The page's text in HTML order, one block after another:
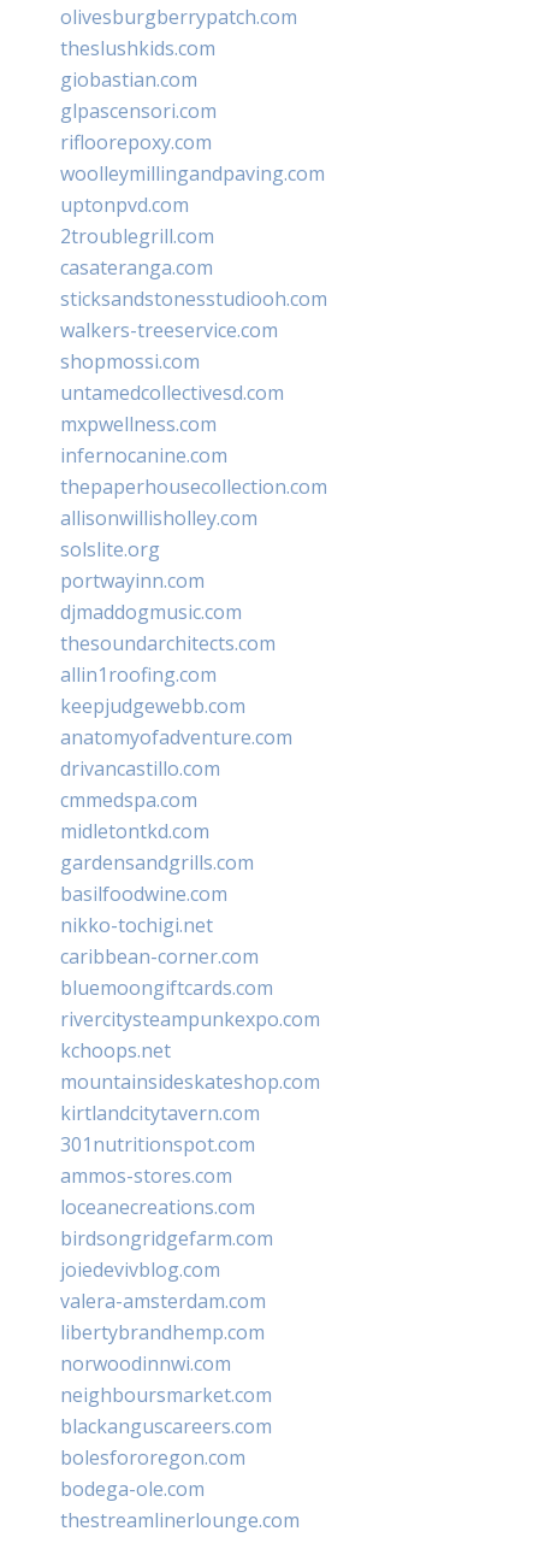
olivesburgberrypatch.com
theslushkids.com
giobastian.com
glpascensori.com
rifloorepoxy.com
woolleymillingandpaving.com
uptonpvd.com
2troublegrill.com
casateranga.com
sticksandstonesstudiooh.com
walkers-treeservice.com
shopmossi.com
untamedcollectivesd.com
mxpwellness.com
infernocanine.com
thepaperhousecollection.com
allisonwillisholley.com
solslite.org
portwayinn.com
djmaddogmusic.com
thesoundarchitects.com
allin1roofing.com
keepjudgewebb.com
anatomyofadventure.com
drivancastillo.com
cmmedspa.com
midletontkd.com
gardensandgrills.com
basilfoodwine.com
nikko-tochigi.net
caribbean-corner.com
bluemoongiftcards.com
rivercitysteampunkexpo.com
kchoops.net
mountainsideskateshop.com
kirtlandcitytavern.com
301nutritionspot.com
ammos-stores.com
loceanecreations.com
birdsongridgefarm.com
joiedevivblog.com
valera-amsterdam.com
libertybrandhemp.com
norwoodinnwi.com
neighboursmarket.com
blackanguscareers.com
bolesfororegon.com
bodega-ole.com
thestreamlinerlounge.com